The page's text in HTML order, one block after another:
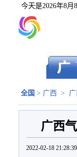
今天是2026年8月
全国 > 广西 >
广西
2022-02-18